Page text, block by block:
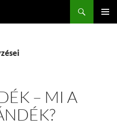
– MI A